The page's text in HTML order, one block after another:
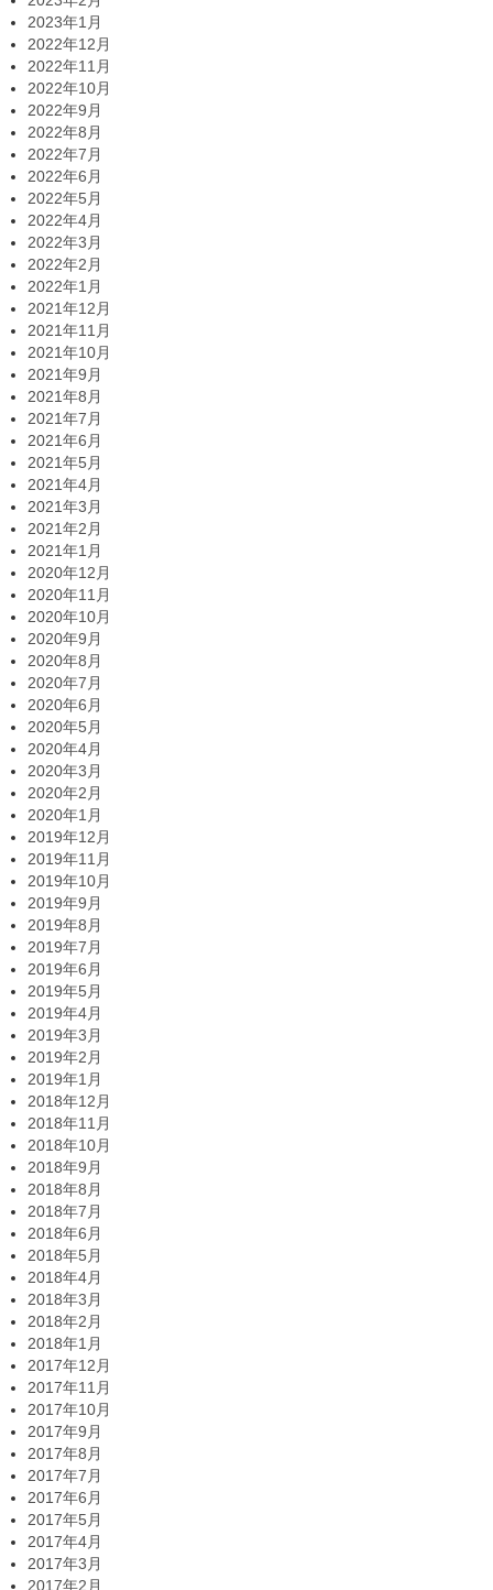
2023年1月
2022年12月
2022年11月
2022年10月
2022年9月
2022年8月
2022年7月
2022年6月
2022年5月
2022年4月
2022年3月
2022年2月
2022年1月
2021年12月
2021年11月
2021年10月
2021年9月
2021年8月
2021年7月
2021年6月
2021年5月
2021年4月
2021年3月
2021年2月
2021年1月
2020年12月
2020年11月
2020年10月
2020年9月
2020年8月
2020年7月
2020年6月
2020年5月
2020年4月
2020年3月
2020年2月
2020年1月
2019年12月
2019年11月
2019年10月
2019年9月
2019年8月
2019年7月
2019年6月
2019年5月
2019年4月
2019年3月
2019年2月
2019年1月
2018年12月
2018年11月
2018年10月
2018年9月
2018年8月
2018年7月
2018年6月
2018年5月
2018年4月
2018年3月
2018年2月
2018年1月
2017年12月
2017年11月
2017年10月
2017年9月
2017年8月
2017年7月
2017年6月
2017年5月
2017年4月
2017年3月
2017年2月